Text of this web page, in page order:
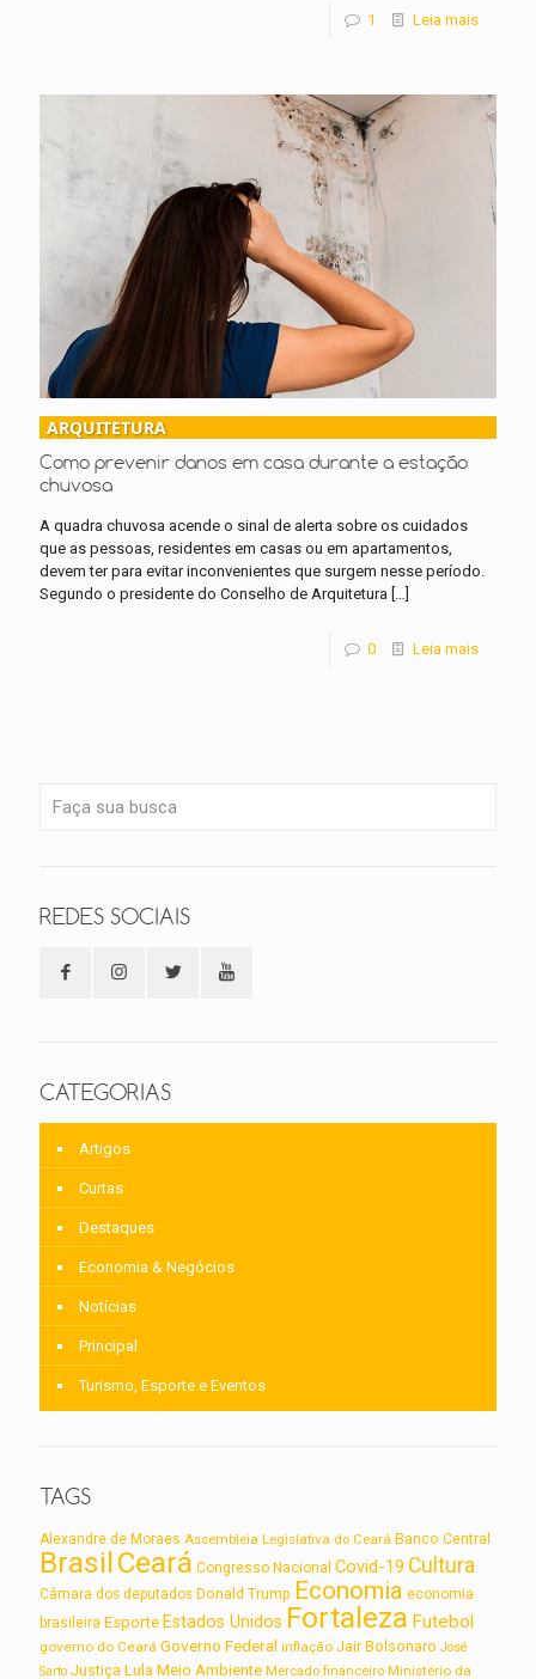
1 Leia mais
ARQUITETURA
Como prevenir danos em casa durante a estação
chuvosa
A quadra chuvosa acende o sinal de alerta sobre os cuidados
que as pessoas, residentes em casas ou em apartamentos,
devem ter para evitar inconvenientes que surgem nesse período.
Segundo o presidente do Conselho de Arquitetura […]
0 Leia mais
REDES SOCIAIS
CATEGORIAS
Artigos
Curtas
Destaques
Economia & Negócios
Notícias
Principal
Turismo, Esporte e Eventos
TAGS
Alexandre de Moraes Assembleia Legislativa do Ceará Banco Central
BrasilCeará Congresso Nacional Covid-19 Cultura
Câmara dos deputados Donald Trump Economia economia
brasileira Esporte Estados Unidos Fortaleza Futebol
governo do Ceará Governo Federal inflação Jair Bolsonaro José
Sarto Justiça Lula Meio Ambiente Mercado financeiro Ministério da